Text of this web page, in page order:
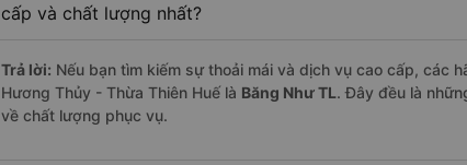
cấp và chất lượng nhất?
Trả lời: Nếu bạn tìm kiếm sự thoải mái và dịch vụ cao cấp, các
Hương Thủy - Thừa Thiên Huế là Băng Như TL. Đây đều là
về chất lượng phục vụ.